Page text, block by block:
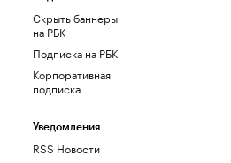
Скрыть баннеры
на РБК
Подписка на РБК
Корпоративная
подписка
Уведомления
RSS Новости